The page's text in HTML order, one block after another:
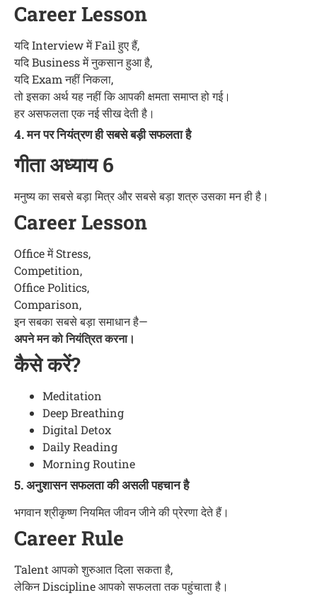
Career Lesson
यदि Interview में Fail हुए हैं,
यदि Business में नुकसान हुआ है,
यदि Exam नहीं निकला,
तो इसका अर्थ यह नहीं कि आपकी क्षमता समाप्त हो गई।
हर असफलता एक नई सीख देती है।
4. मन पर नियंत्रण ही सबसे बड़ी सफलता है
गीता अध्याय 6
मनुष्य का सबसे बड़ा मित्र और सबसे बड़ा शत्रु उसका मन ही है।
Career Lesson
Office में Stress,
Competition,
Office Politics,
Comparison,
इन सबका सबसे बड़ा समाधान है—
अपने मन को नियंत्रित करना।
कैसे करें?
Meditation
Deep Breathing
Digital Detox
Daily Reading
Morning Routine
5. अनुशासन सफलता की असली पहचान है
भगवान श्रीकृष्ण नियमित जीवन जीने की प्रेरणा देते हैं।
Career Rule
Talent आपको शुरुआत दिला सकता है,
लेकिन Discipline आपको सफलता तक पहुंचाता है।